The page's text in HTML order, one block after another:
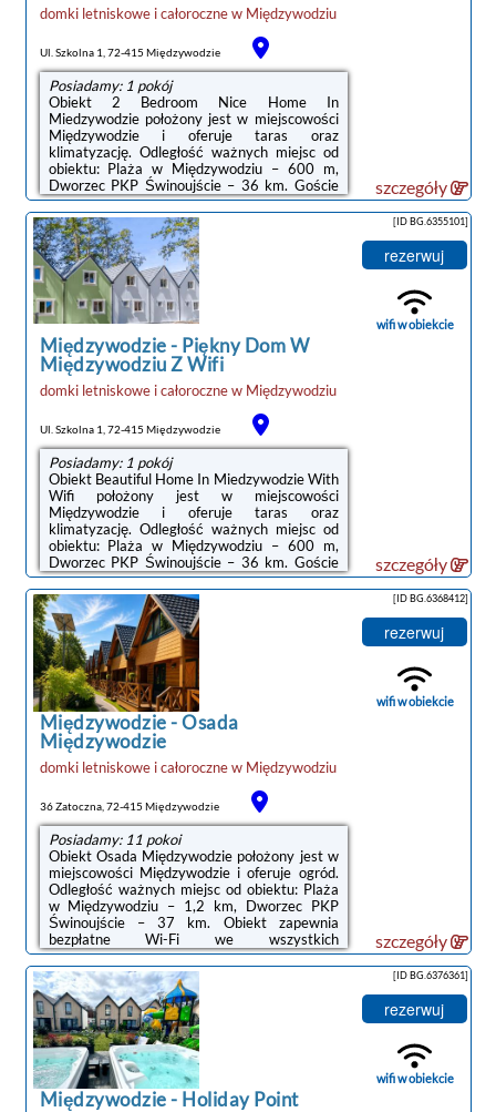
noclegi Międzywodzie
domki letniskowe i całorocznew Międzywodziu
Ul. Szkolna 1, 72-415 Międzywodzie
Posiadamy: 1 pokój
Obiekt 2 Bedroom Nice Home In
Miedzywodzie położony jest w miejscowości
Międzywodzie i oferuje taras oraz
klimatyzację. Odległość ważnych miejsc od
obiektu: Plaża w Międzywodziu – 600 m,
Dworzec PKP Świnoujście – 36 km. Goście
mogą korzystać z bezpłatnego WiFi we
wszystkich pomieszczeniach. Na terenie
obiektu znajduje się też prywatny
parking.Oferta domu wakacyjnego obejmuje
kilka sypialni (2), salon, kuchnię z pełnym
wyposażeniem, w tym lodówką i ekspresem
do kawy, a także łazienkę (1) z prysznicem.
Goście mają do dyspozycji telewizor z płaskim
ekranem.Odległość ...
szczegóły
Międzywodzie- Piękny Dom W
Międzywodziu Z Wifi
domki letniskowe i całorocznew Międzywodziu
Ul. Szkolna 1, 72-415 Międzywodzie
Posiadamy: 1 pokój
Obiekt Beautiful Home In Miedzywodzie With
Wifi położony jest w miejscowości
Międzywodzie i oferuje taras oraz
klimatyzację. Odległość ważnych miejsc od
obiektu: Plaża w Międzywodziu – 600 m,
Dworzec PKP Świnoujście – 36 km. Goście
mogą korzystać z bezpłatnego WiFi we
wszystkich pomieszczeniach. Na terenie
obiektu znajduje się też prywatny
parking.Oferta domu wakacyjnego obejmuje
kilka sypialni (2), salon, kuchnię z pełnym
wyposażeniem, w tym lodówką i ekspresem
do kawy, a także łazienkę (1) z prysznicem.
Goście mają do dyspozycji telewizor z płaskim
ekranem.Odległość ...
[ID BG.6355101]
rezerwuj
wifi w obiekcie
szczegóły
Międzywodzie-Osada
Międzywodzie
domki letniskowe i całorocznew Międzywodziu
36 Zatoczna, 72-415 Międzywodzie
Posiadamy: 11 pokoi
Obiekt Osada Międzywodzie położony jest w
miejscowości Międzywodzie i oferuje ogród.
Odległość ważnych miejsc od obiektu: Plaża
w Międzywodziu – 1,2 km, Dworzec PKP
Świnoujście – 37 km. Obiekt zapewnia
bezpłatne Wi-Fi we wszystkich
pomieszczeniach. Na terenie obiektu
dostępny jest też prywatny
parking.Wszystkie opcje zakwaterowania
mają taras, aneks kuchenny z lodówką,
jadalnię oraz prywatną łazienkę wyposażoną
w prysznic i suszarkę do włosów. Do
dyspozycji Gości jest też telewizor z płaskim
ekranem. Wyposażenie obejmuje także płytę
kuchenną, ekspres do ...
[ID BG.6368412]
rezerwuj
wifi w obiekcie
szczegóły
Międzywodzie- Holiday Point
[ID BG.6376361]
rezerwuj
wifi w obiekcie